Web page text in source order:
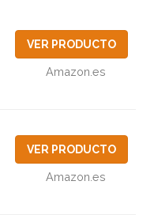
VER PRODUCTO
Amazon.es
VER PRODUCTO
Amazon.es